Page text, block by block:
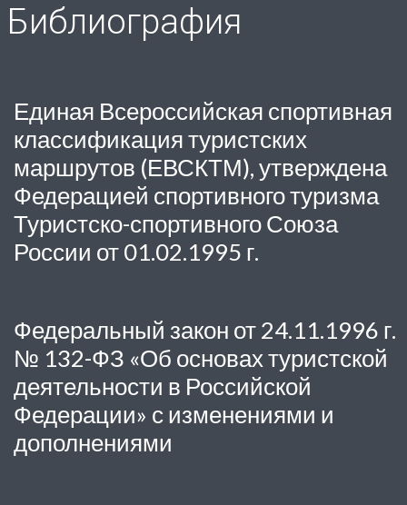
Библиография
Единая Всероссийская спортивная
классификация туристских
маршрутов (ЕВСКТМ), утверждена
Федерацией спортивного туризма
Туристско-спортивного Союза
России от 01.02.1995 г.
Федеральный закон от 24.11.1996 г.
№ 132-ФЗ «Об основах туристской
деятельности в Российской
Федерации» с изменениями и
дополнениями